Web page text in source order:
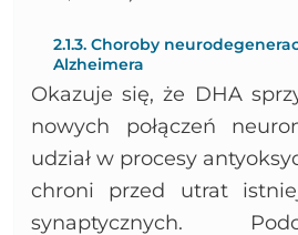
2.1.3. Choroby
Alzheimera
Okazuje się, że DHA
nowych połączeń
udział w procesy
chroni przed utrat
synaptycznych.